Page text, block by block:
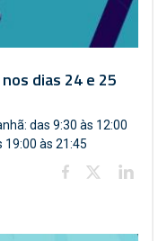
dias 24 e 25
das 9:30 às 12:00
19:00 às 21:45